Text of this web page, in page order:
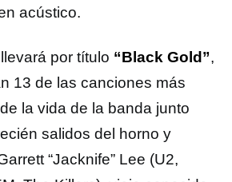
acústico.
por título “Black Gold”,
13 de las canciones más
la vida de la banda junto
salidos del horno y
“Jacknife” Lee (U2,